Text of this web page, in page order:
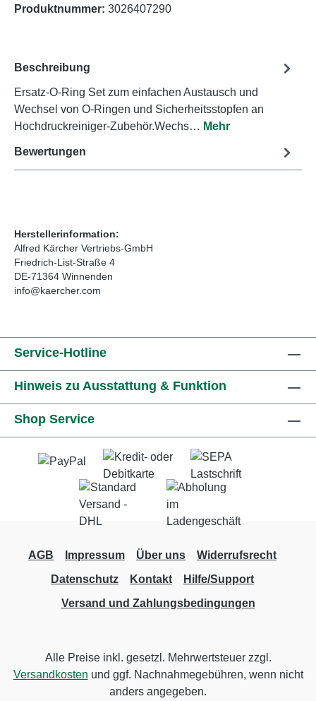
Produktnummer: 3026407290
Beschreibung
Ersatz-O-Ring Set zum einfachen Austausch und
Wechsel von O-Ringen und Sicherheitsstopfen an
Hochdruckreiniger-Zubehör.Wechs… Mehr
Bewertungen
Herstellerinformation:
Alfred Kärcher Vertriebs-GmbH
Friedrich-List-Straße 4
DE-71364 Winnenden
info@kaercher.com
Service-Hotline
Hinweis zu Ausstattung & Funktion
Shop Service
AGB Impressum Über uns
Widerrufsrecht
Datenschutz
Kontakt
Hilfe/Support
Versand und Zahlungsbedingungen
Alle Preise inkl. gesetzl. Mehrwertsteuer zzgl.
Versandkosten und ggf. Nachnahmegebühren, wenn nicht
anders angegeben.